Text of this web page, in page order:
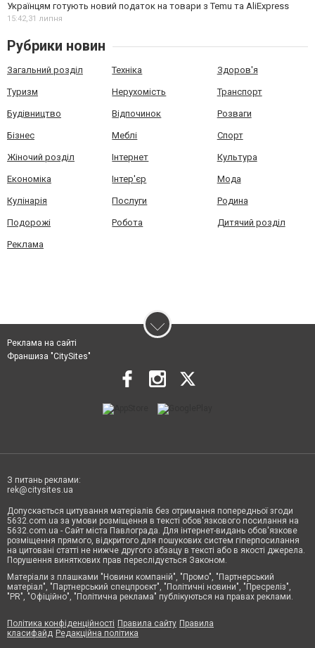
Українцям готують новий податок на товари з Temu та AliExpress
15:42,31 липня
Рубрики новин
Загальний розділ Техніка Здоров'я
Туризм Нерухомість Транспорт
Будівництво Відпочинок Розваги
Бізнес Меблі Спорт
Жіночий розділ Інтернет Культура
Економіка Інтер'єр Мода
Кулінарія Послуги Родина
Подорожі Робота Дитячий розділ
Реклама
Реклама на сайті
Франшиза "CitySites"
З питань реклами:
rek@citysites.ua
Допускається цитування матеріалів без отримання попередньої згоди
5632.com.ua за умови розміщення в тексті обов'язкового посилання на
5632.com.ua - Сайт міста Павлограда. Для інтернет-видань обов'язкове
розміщення прямого, відкритого для пошукових систем гіперпосилання
на цитовані статті не нижче другого абзацу в тексті або в якості джерела.
Порушення виняткових прав переслідується Законом.
Матеріали з плашками "Новини компаній", "Промо", "Партнерський
матеріал", "Партнерський спецпроєкт", "Політичні новини", "Пресреліз",
"PR", "Офіційно", "Політична реклама" публікуються на правах реклами.
Політика конфіденційності Правила сайту Правила
класифайд Редакційна політика